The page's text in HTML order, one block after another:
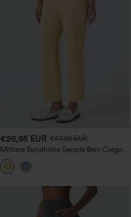
€26,95 EUR €57,95 EUR
Mittlere Bundhöhe Gerade Bein Cargo
Freizeit Baumwollhose mit Taschen